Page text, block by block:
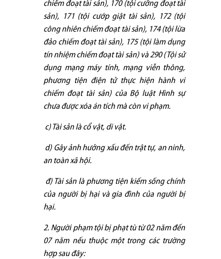
chiếm đoạt tài sản), 170 (tội cưỡng đoạt tài
sản), 171 (tội cướp giật tài sản), 172 (tội
công nhiên chiếm đoạt tài sản), 174 (tội lừa
đảo chiếm đoạt tài sản), 175 (tội làm dụng
tín nhiệm chiếm đoạt tài sản) và 290 (Tội sử
dụng mạng máy tính, mạng viễn thông,
phương tiện điện tử thực hiện hành vi
chiếm đoạt tài sản) của Bộ luật Hình sự
chưa được xóa án tích mà còn vi phạm.
c) Tài sản là cổ vật, di vật.
d) Gây ảnh hưởng xấu đến trật tự, an ninh,
an toàn xã hội.
đ) Tài sản là phương tiện kiếm sống chính
của người bị hại và gia đình của người bị
hại.
2. Người phạm tội bị phạt tù từ 02 năm đến
07 năm nếu thuộc một trong các trường
hợp sau đây: